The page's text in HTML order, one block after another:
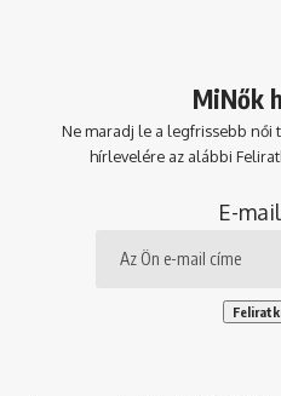
MiNők
Ne maradj le a legfrissebb női
hírlevelére az alábbi
E-